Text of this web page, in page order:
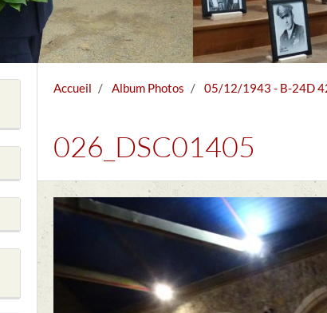
Accueil Album Photos 05/12/1943 - B-24D
026_DSC01405